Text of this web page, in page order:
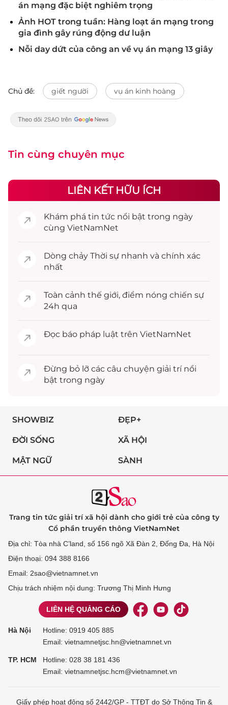
án mạng đặc biệt nghiêm trọng
Ảnh HOT trong tuần: Hàng loạt án mạng trong
gia đình gây rúng động dư luận
Nỗi day dứt của công an về vụ án mạng 13 giây
Chủ đề: giết người vụ án kinh hoàng
Tin cùng chuyên mục
LIÊN KẾT HỮU ÍCH
Khám phá tin tức nổi bật trong ngày
cùng VietNamNet
Dòng chảy Thời sự nhanh và chính xác
nhất
Toàn cảnh thế giới, điểm nóng chiến sự
24h qua
Đọc báo pháp luật trên VietNamNet
Đừng bỏ lỡ các câu chuyện giải trínổi
bật trong ngày
SHOWBIZ ĐẸP+
ĐỜI SỐNG XÃ HỘI
MẬT NGỮ SÀNH
Trang tin tức giải trí xã hội dành cho giới trẻ của công ty
Cổ phần truyền thông VietNamNet
Địa chỉ: Tòa nhà C’land, số 156 ngõ Xã Đàn 2, Đống Đa, Hà Nội
Điện thoại: 094 388 8166
Email: 2sao@vietnamnet.vn
Chịu trách nhiệm nội dung: Trương Thị Minh Hưng
LIÊN HỆ QUẢNG CÁO
Hà Nội Hotline: 0919 405 885
Email: vietnamnetjsc.hn@vietnamnet.vn
TP. HCM Hotline: 028 38 181 436
Email: vietnamnetjsc.hcm@vietnamnet.vn
Giấy phép hoạt động số 2442/GP - TTĐT do Sở Thông Tin &